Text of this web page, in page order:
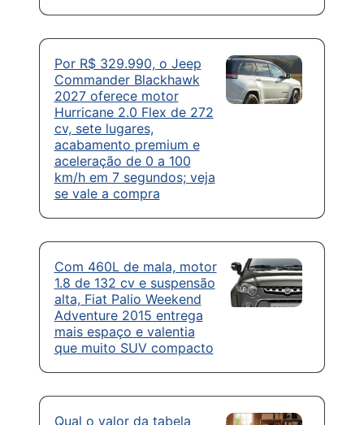
Por R$ 329.990, o Jeep
Commander Blackhawk
2027 oferece motor
Hurricane 2.0 Flex de 272
cv, sete lugares,
acabamento premium e
aceleração de 0 a 100
km/h em 7 segundos; veja
se vale a compra
Com 460L de mala, motor
1.8 de 132 cv e suspensão
alta, Fiat Palio Weekend
Adventure 2015 entrega
mais espaço e valentia
que muito SUV compacto
Qual o valor da tabela